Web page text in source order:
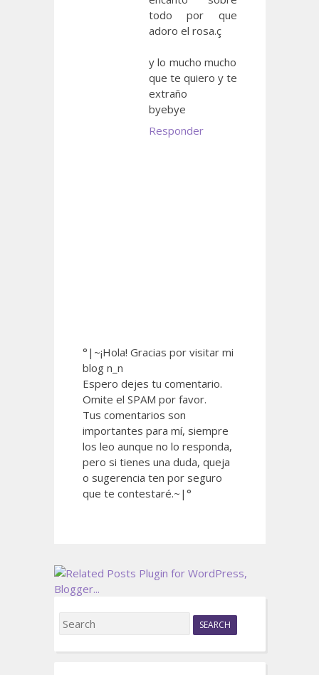
todo por que
adoro el rosa.ç
y lo mucho mucho
que te quiero y te
extraño
byebye
Responder
°|~¡Hola! Gracias por visitar mi
blog n_n
Espero dejes tu comentario.
Omite el SPAM por favor.
Tus comentarios son
importantes para mí, siempre
los leo aunque no lo responda,
pero si tienes una duda, queja
o sugerencia ten por seguro
que te contestaré.~|°
S
e
a